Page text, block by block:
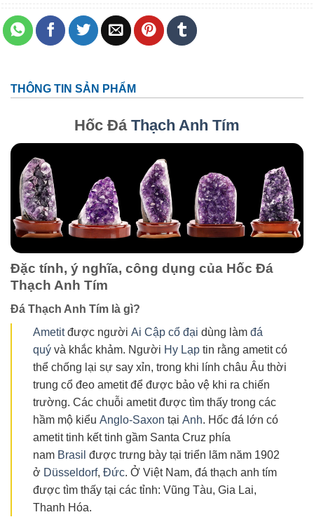
THÔNG TIN SẢN PHẨM
Hốc Đá Thạch Anh Tím
Đặc tính, ý nghĩa, công dụng của Hốc Đá
Thạch Anh Tím
Đá Thạch Anh Tím là gì?
Ametitđược người Ai Cập cổ đại dùng làm đá
quý và khắc khảm. Người Hy Lạp tin rằng ametit có
thể chống lại sự say xỉn, trong khi lính châu Âu thời
trung cổ đeo ametit để được bảo vệ khi ra chiến
trường. Các chuỗi ametit được tìm thấy trong các
hầm mộ kiểu Anglo-Saxon tại Anh. Hốc đá lớn có
ametit tinh kết tinh gầm Santa Cruz phía
nam Brasil được trưng bày tại triển lãm năm 1902
ở Düsseldorf, Đức. Ở Việt Nam, đá thạch anh tím
được tìm thấy tại các tỉnh: Vũng Tàu, Gia Lai,
Thanh Hóa.